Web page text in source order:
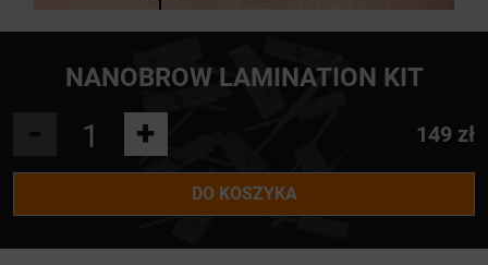
NANOBROW LAMINATION KIT
+ 149 zł
DO KOSZYKA